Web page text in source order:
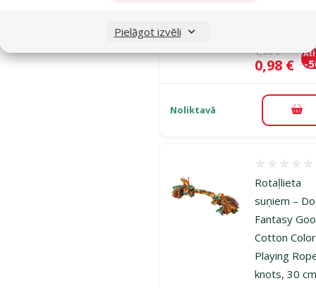
Pielāgot izvēli
Oriģinālā
1,99 €
Cena
0,98 € -
Noliktavā
Rotaļlieta
suņiem –
Fantasy
Cotton
Playing
knots, 30